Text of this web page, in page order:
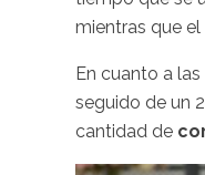
mientras que
En cuanto a
seguido de un
cantidad de